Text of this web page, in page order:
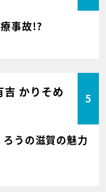
事故!?
吉 かりそめ
5
うの滋賀の魅力